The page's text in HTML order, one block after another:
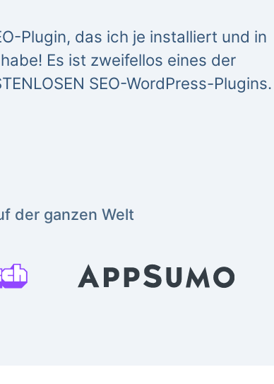
Plugin, das ich je installiert und in
Es ist zweifellos eines der
SEO-WordPress-Plugins.
der ganzen Welt